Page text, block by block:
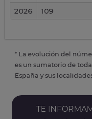
2026
109
* La evolución del
es un sumatorio de
España y sus
TE